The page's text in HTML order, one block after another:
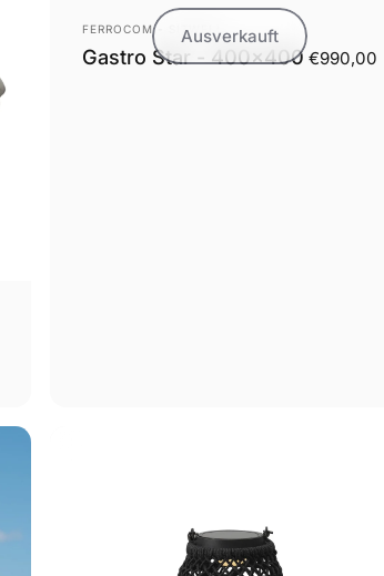
Ausverkauft
Anbieter:
FERROCOM - SITWELL
Gastro Star - 400x400 €990,00